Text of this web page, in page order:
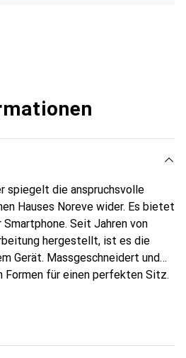
spiegelt die anspruchsvolle
Hauses Noreve wider. Es bietet
Seit Jahren von
hergestellt, ist es die
Gerät. Massgeschneidert und
Formen für einen perfekten Sitz.
ist international für ihre